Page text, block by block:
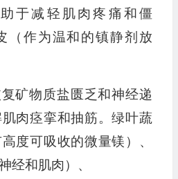
于减轻肌肉疼痛和僵
（作为温和的镇静剂放
复矿物质盐匮乏和神经递
肉痉挛和抽筋。绿叶蔬
度可吸收的微量镁）、
经和肌肉）、